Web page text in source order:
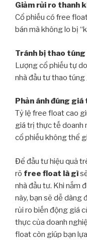
Giảm rủi ro thanh
Cổ phiếu có free
bán mà không lo bị
Tránh bị thao túng
Lượng cổ phiếu tự
nhà đầu tư thao túng
Phản ánh đúng
Tỷ lệ free float cao
giá trị thực tế doanh
cổ phiếu không thể
Để đầu tư hiệu quả
rõ free float là gì
nhà đầu tư. Khi nắm
này, bạn sẽ dễ dàng
rủi ro biến động giá
thực của doanh
float còn giúp bạn